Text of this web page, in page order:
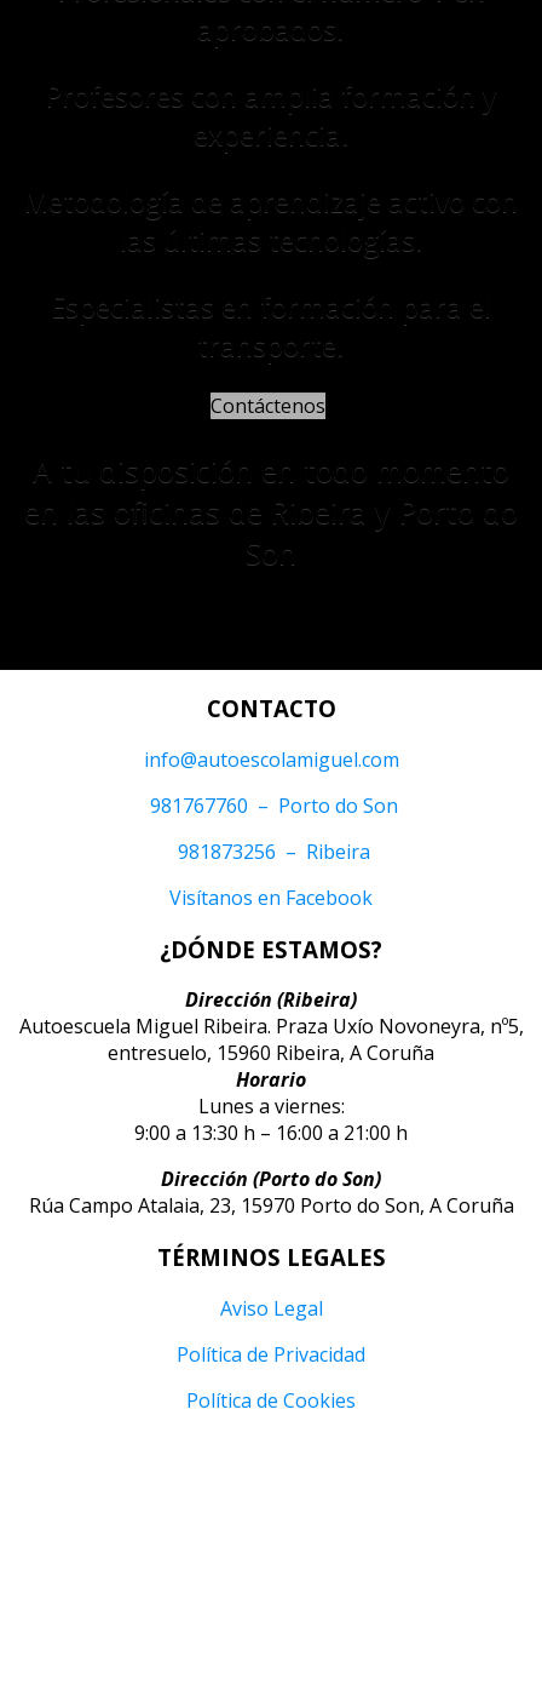
aprobados.
Profesores con amplia formación y
experiencia.
Metodología de aprendizaje activo con
las últimas tecnologías.
Especialistas en formación para el
transporte.
Contáctenos
A tu disposición en todo momento
en las oficinas de Ribeira y Porto do
Son
CONTACTO
info@autoescolamiguel.com
981767760 – Porto do Son
981873256 – Ribeira
Visítanos en Facebook
¿DÓNDE ESTAMOS?
Dirección (Ribeira)
Autoescuela Miguel Ribeira. Praza Uxío Novoneyra, nº5,
entresuelo, 15960 Ribeira, A Coruña
Horario
Lunes a viernes:
9:00 a 13:30 h – 16:00 a 21:00 h
Dirección (Porto do Son)
Rúa Campo Atalaia, 23, 15970 Porto do Son, A Coruña
TÉRMINOS LEGALES
Aviso Legal
Política de Privacidad
Política de Cookies